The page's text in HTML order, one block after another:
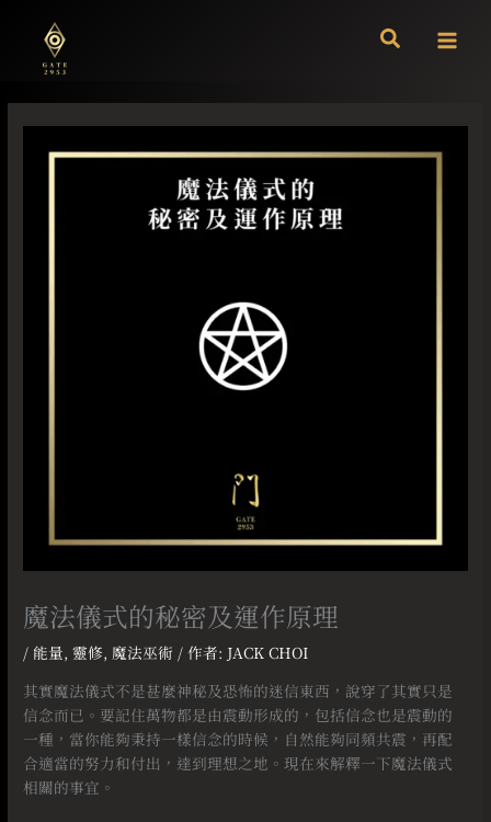
內
魔法儀式的秘密及運作原理
/ 能量,靈修, 魔法巫術 / 作者: JACK CHOI
其實魔法儀式不是甚麼神秘及恐怖的迷信東西，說穿了其實只是
信念而已。要記住萬物都是由震動形成的，包括信念也是震動的
一種，當你能夠秉持一樣信念的時候，自然能夠同頻共震，再配
合適當的努力和付出，達到理想之地。現在來解釋一下魔法儀式
相關的事宜。